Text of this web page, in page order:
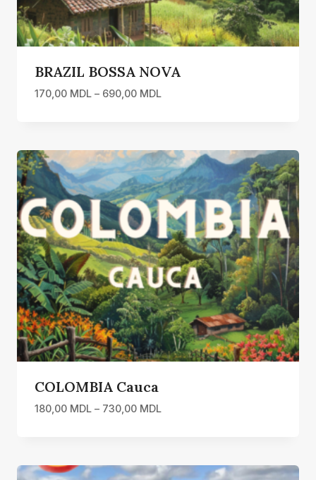
BRAZIL BOSSA NOVA
170,00 MDL – 690,00 MDLInterval
până
la
690,00 MDL
COLOMBIA Cauca
180,00 MDL – 730,00 MDLInterval
până